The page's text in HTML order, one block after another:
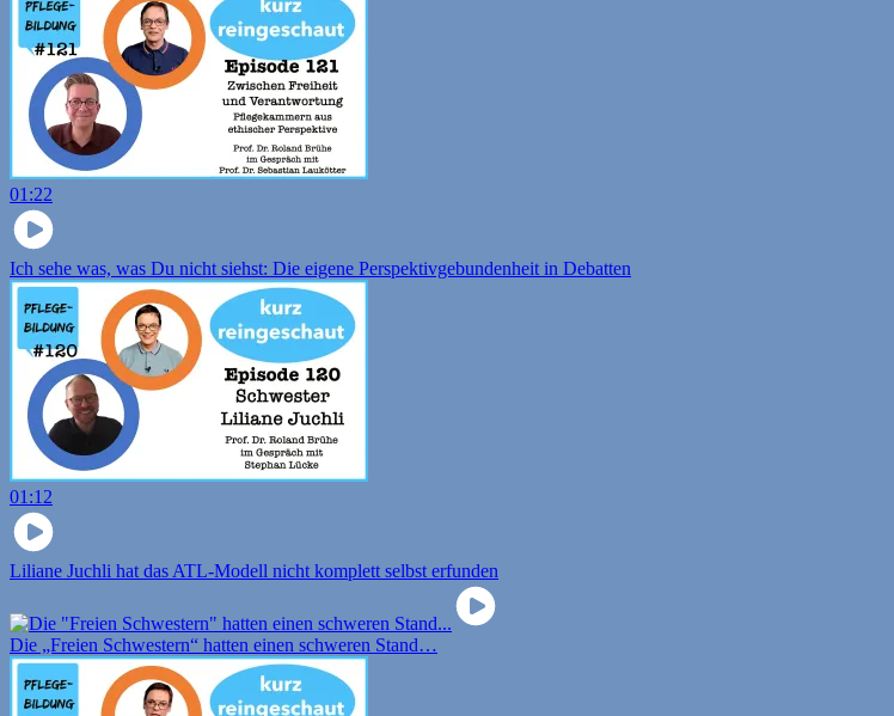
01:22
Ich sehe was, was Du nicht siehst: Die eigene Perspektivgebundenheit in Debatten
01:12
Liliane Juchli hat das ATL-Modell nicht komplett selbst erfunden
Die „Freien Schwestern“ hatten einen schweren Stand…